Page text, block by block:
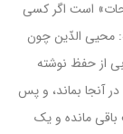
است اگر کسى
محیى الدّین چون
از حفظ نوشته
در آنجا بماند، و پس
باقى مانده و یک